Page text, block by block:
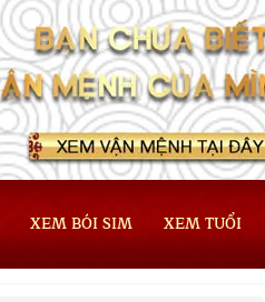
XEM BÓI SIM XEM TUỔI